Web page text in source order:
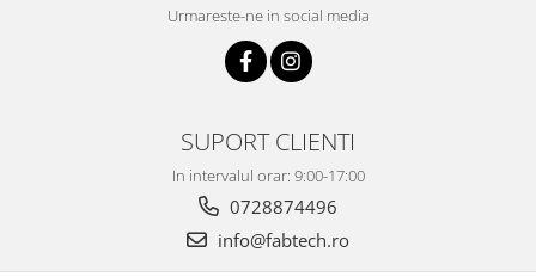
Urmareste-ne in social media
SUPORT CLIENTI
In intervalul orar: 9:00-17:00
0728874496
info@fabtech.ro